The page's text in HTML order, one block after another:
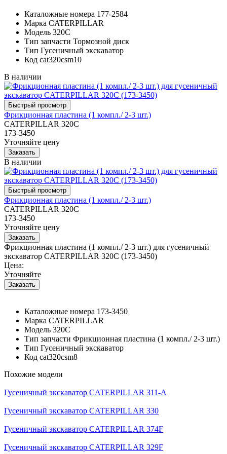
Каталожные номера 177-2584
Марка CATERPILLAR
Модель 320C
Тип запчасти Тормозной диск
Тип Гусеничный экскаватор
Код cat320csm10
В наличии
Фрикционная пластина (1 компл./ 2-3 шт.)
CATERPILLAR 320C
173-3450
Уточняйте цену
В наличии
Фрикционная пластина (1 компл./ 2-3 шт.)
CATERPILLAR 320C
173-3450
Уточняйте цену
Фрикционная пластина (1 компл./ 2-3 шт.) для гусеничный
экскаватор CATERPILLAR 320C (173-3450)
Цена:
Уточняйте
Каталожные номера 173-3450
Марка CATERPILLAR
Модель 320C
Тип запчасти Фрикционная пластина (1 компл./ 2-3 шт.)
Тип Гусеничный экскаватор
Код cat320csm8
Похожие модели
Гусеничный экскаватор CATERPILLAR 311-A
Гусеничный экскаватор CATERPILLAR 330
Гусеничный экскаватор CATERPILLAR 374F
Гусеничный экскаватор CATERPILLAR 329F